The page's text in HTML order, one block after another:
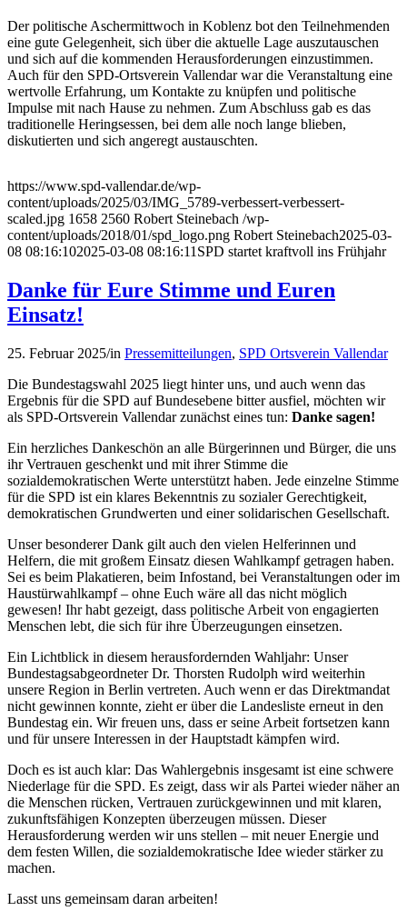
Der politische Aschermittwoch in Koblenz bot den Teilnehmenden
eine gute Gelegenheit, sich über die aktuelle Lage auszutauschen
und sich auf die kommenden Herausforderungen einzustimmen.
Auch für den SPD-Ortsverein Vallendar war die Veranstaltung eine
wertvolle Erfahrung, um Kontakte zu knüpfen und politische
Impulse mit nach Hause zu nehmen. Zum Abschluss gab es das
traditionelle Heringsessen, bei dem alle noch lange blieben,
diskutierten und sich angeregt austauschten.
https://www.spd-vallendar.de/wp-
content/uploads/2025/03/IMG_5789-verbessert-verbessert-
scaled.jpg 1658 2560 Robert Steinebach /wp-
content/uploads/2018/01/spd_logo.png Robert Steinebach2025-03-
08 08:16:102025-03-08 08:16:11SPD startet kraftvoll ins Frühjahr
Danke für Eure Stimme und Euren
Einsatz!
25. Februar 2025/in Pressemitteilungen, SPD Ortsverein Vallendar
Die Bundestagswahl 2025 liegt hinter uns, und auch wenn das
Ergebnis für die SPD auf Bundesebene bitter ausfiel, möchten wir
als SPD-Ortsverein Vallendar zunächst eines tun: Danke sagen!
Ein herzliches Dankeschön an alle Bürgerinnen und Bürger, die uns
ihr Vertrauen geschenkt und mit ihrer Stimme die
sozialdemokratischen Werte unterstützt haben. Jede einzelne Stimme
für die SPD ist ein klares Bekenntnis zu sozialer Gerechtigkeit,
demokratischen Grundwerten und einer solidarischen Gesellschaft.
Unser besonderer Dank gilt auch den vielen Helferinnen und
Helfern, die mit großem Einsatz diesen Wahlkampf getragen haben.
Sei es beim Plakatieren, beim Infostand, bei Veranstaltungen oder im
Haustürwahlkampf – ohne Euch wäre all das nicht möglich
gewesen! Ihr habt gezeigt, dass politische Arbeit von engagierten
Menschen lebt, die sich für ihre Überzeugungen einsetzen.
Ein Lichtblick in diesem herausfordernden Wahljahr: Unser
Bundestagsabgeordneter Dr. Thorsten Rudolph wird weiterhin
unsere Region in Berlin vertreten. Auch wenn er das Direktmandat
nicht gewinnen konnte, zieht er über die Landesliste erneut in den
Bundestag ein. Wir freuen uns, dass er seine Arbeit fortsetzen kann
und für unsere Interessen in der Hauptstadt kämpfen wird.
Doch es ist auch klar: Das Wahlergebnis insgesamt ist eine schwere
Niederlage für die SPD. Es zeigt, dass wir als Partei wieder näher an
die Menschen rücken, Vertrauen zurückgewinnen und mit klaren,
zukunftsfähigen Konzepten überzeugen müssen. Dieser
Herausforderung werden wir uns stellen – mit neuer Energie und
dem festen Willen, die sozialdemokratische Idee wieder stärker zu
machen.
Lasst uns gemeinsam daran arbeiten!